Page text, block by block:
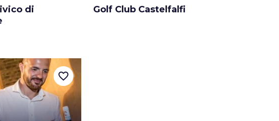
di
Golf Club Castelfalfi
favorite_border